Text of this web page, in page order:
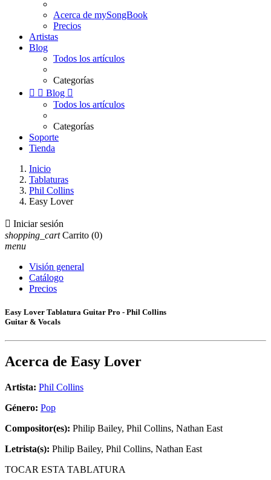
Acerca de mySongBook
Precios
Artistas
Blog
Todos los artículos
Categorías
  Blog 
Todos los artículos
Categorías
Soporte
Tienda
Inicio
Tablaturas
Phil Collins
Easy Lover
 Iniciar sesión
shopping_cart Carrito (0)
menu
Visión general
Catálogo
Precios
Easy Lover Tablatura Guitar Pro - Phil Collins
Guitar & Vocals
Acerca de Easy Lover
Artista: Phil Collins
Género: Pop
Compositor(es): Philip Bailey, Phil Collins, Nathan East
Letrista(s): Philip Bailey, Phil Collins, Nathan East
TOCAR ESTA TABLATURA